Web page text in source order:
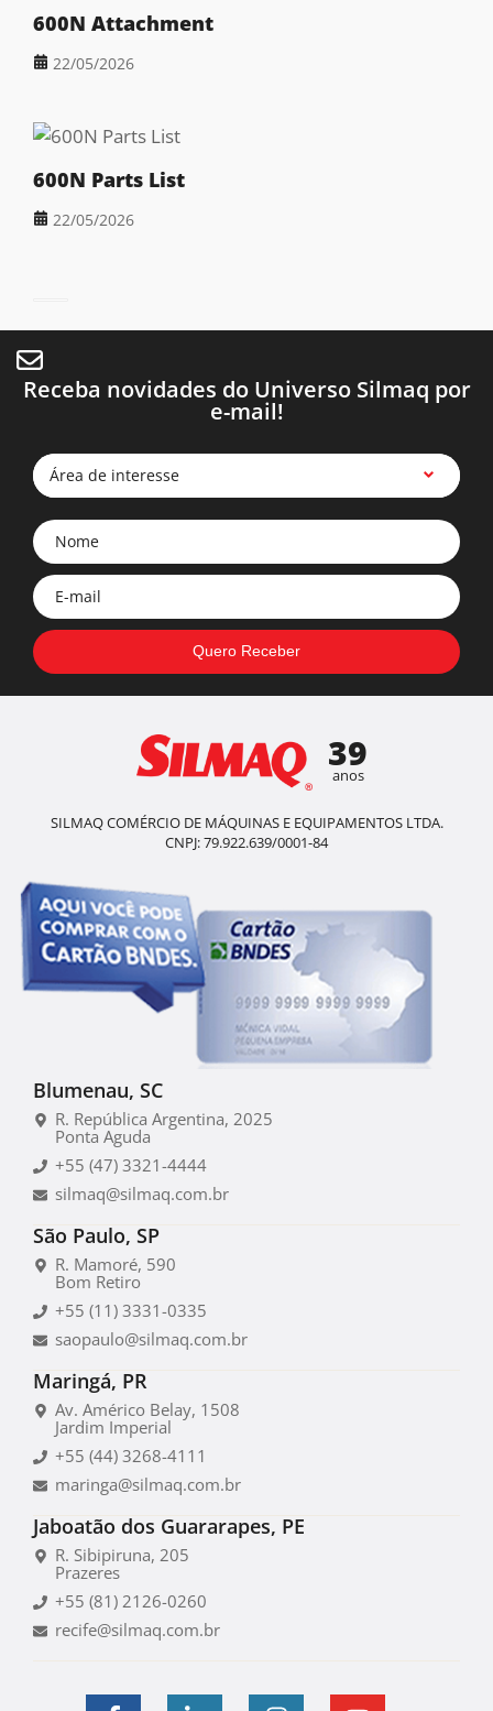
600N Attachment
22/05/2026
600N Parts List
22/05/2026
Receba novidades do Universo Silmaq por
e-mail!
Área de interesse
39
anos
SILMAQ COMÉRCIO DE MÁQUINAS E EQUIPAMENTOS LTDA.
CNPJ: 79.922.639/0001-84
Blumenau, SC
R. República Argentina, 2025
Ponta Aguda
+55 (47) 3321-4444
silmaq@silmaq.com.br
São Paulo, SP
R. Mamoré, 590
Bom Retiro
+55 (11) 3331-0335
saopaulo@silmaq.com.br
Maringá, PR
Av. Américo Belay, 1508
Jardim Imperial
+55 (44) 3268-4111
maringa@silmaq.com.br
Jaboatão dos Guararapes, PE
R. Sibipiruna, 205
Prazeres
+55 (81) 2126-0260
recife@silmaq.com.br